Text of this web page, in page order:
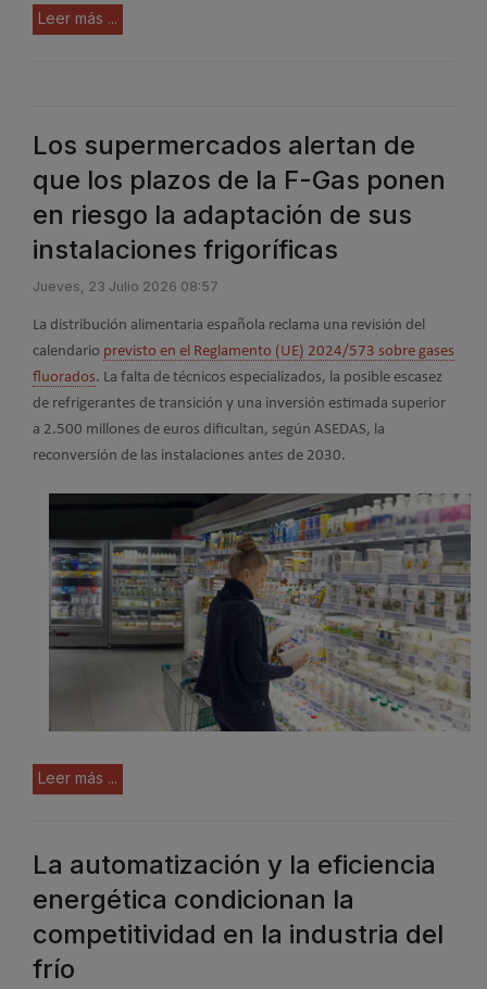
Leer más ...
Los supermercados alertan de
que los plazos de la F-Gas ponen
en riesgo la adaptación de sus
instalaciones frigoríficas
Jueves, 23 Julio 2026 08:57
La distribución alimentaria española reclama una revisión del
calendario previsto en el Reglamento (UE) 2024/573 sobre gases
fluorados. La falta de técnicos especializados, la posible escasez
de refrigerantes de transición y una inversión estimada superior
a 2.500 millones de euros dificultan, según ASEDAS, la
reconversión de las instalaciones antes de 2030.
Leer más ...
La automatización y la eficiencia
energética condicionan la
competitividad en la industria del
frío